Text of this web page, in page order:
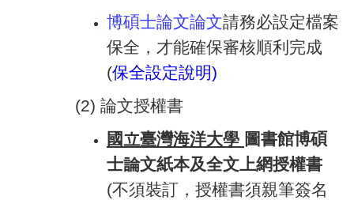
博碩士論文論文請務必設定檔案
保全，才能確保審核順利完成
(保全設定說明)
(2) 論文授權書
國立臺灣海洋大學 圖書館博碩
士論文紙本及全文上網授權書
(不須裝訂，授權書須親筆簽名